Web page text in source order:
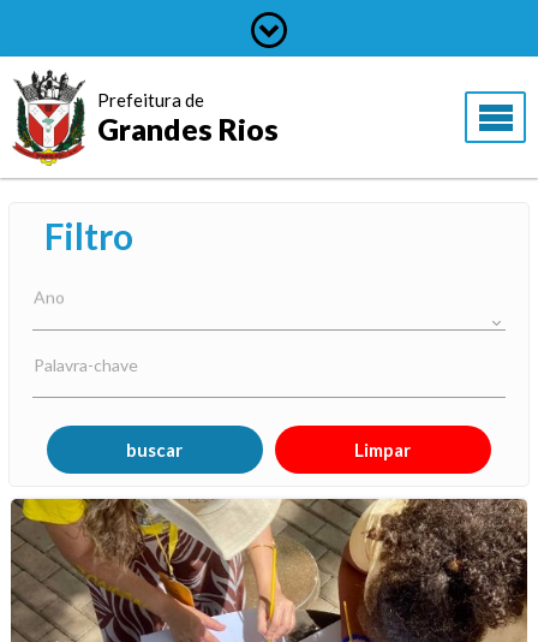
Prefeitura de
Grandes Rios
Filtro
Ano
Palavra-chave